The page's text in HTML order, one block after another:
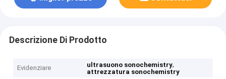
Descrizione Di Prodotto
Evidenziare ultrasuono sonochemistry,
attrezzatura sonochemistry